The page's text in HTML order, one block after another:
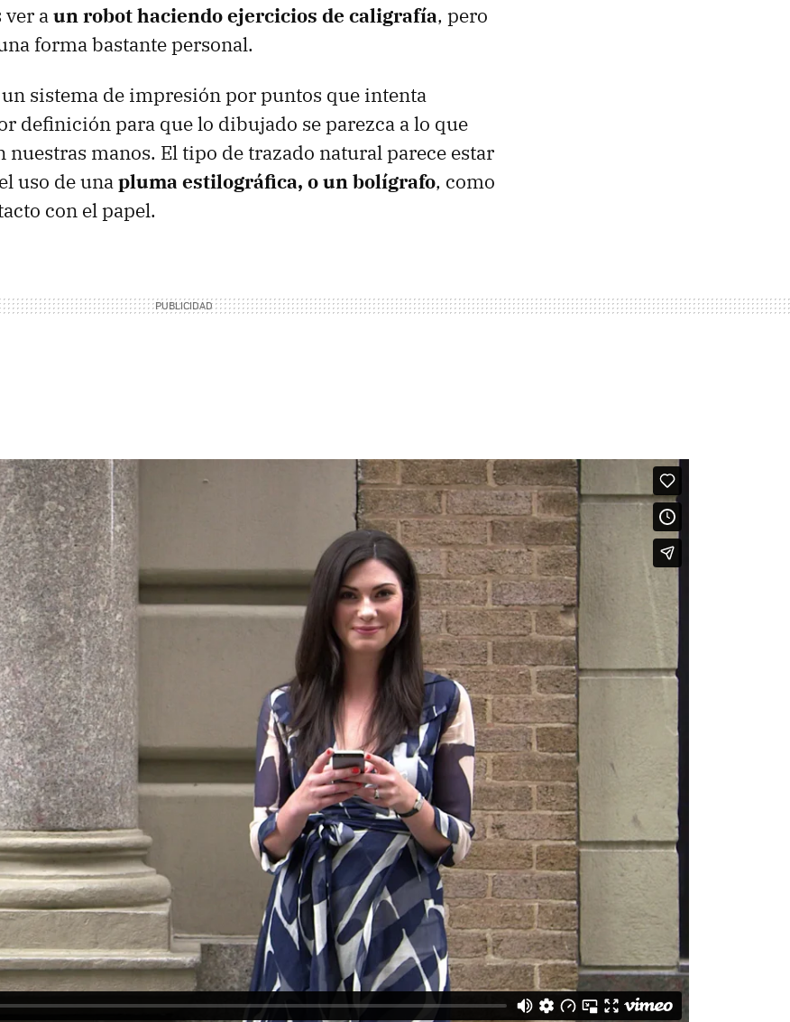
ver aun robot haciendo ejercicios de caligrafía, pero
forma bastante personal.
un sistema de impresión por puntos que intenta
definición para que lo dibujado se parezca a lo que
nuestras manos. El tipo de trazado natural parece estar
uso de unapluma estilográfica, o un bolígrafo, como
con el papel.